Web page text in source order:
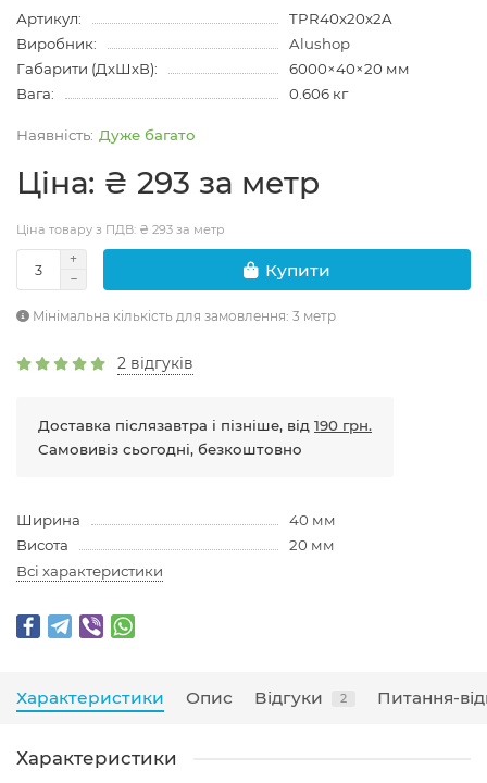
Артикул:
TPR40x20x2A
Виробник:
Alushop
Габарити (ДхШхВ):
6000×40×20 мм
Вага:
0.606 кг
Дуже багато
Цiна: ₴ 293 за метр
Ціна товару з ПДВ: ₴ 293 за метр
Купити
Мінімальна кількість для замовлення: 3 метр
2 відгуків
Доставка післязавтра і пізніше, від 190 грн.
Самовивіз сьогодні, безкоштовно
Ширина
40 мм
Висота
20 мм
Всі характеристики
Характеристики Опис Відгуки 2 Питання-
Характеристики